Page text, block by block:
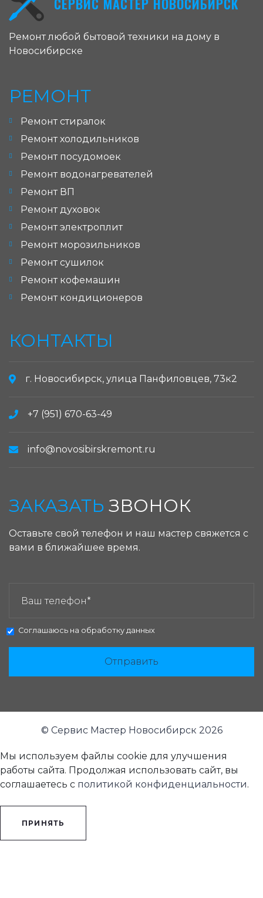
Ремонт любой бытовой техники на дому в
Новосибирске
РЕМОНТ
Ремонт стиралок
Ремонт холодильников
Ремонт посудомоек
Ремонт водонагревателей
Ремонт ВП
Ремонт духовок
Ремонт электроплит
Ремонт морозильников
Ремонт сушилок
Ремонт кофемашин
Ремонт кондиционеров
КОНТАКТЫ
г. Новосибирск, улица Панфиловцев, 73к2
+7 (951) 670-63-49
info@novosibirskremont.ru
ЗАКАЗАТЬ ЗВОНОК
Оставьте свой телефон и наш мастер свяжется с
вами в ближайшее время.
Соглашаюсь на обработку данных
Отправить
© Сервис Мастер Новосибирск 2026
Мы используем файлы cookie для улучшения
работы сайта. Продолжая использовать сайт, вы
соглашаетесь с политикой конфиденциальности.
ПРИНЯТЬ